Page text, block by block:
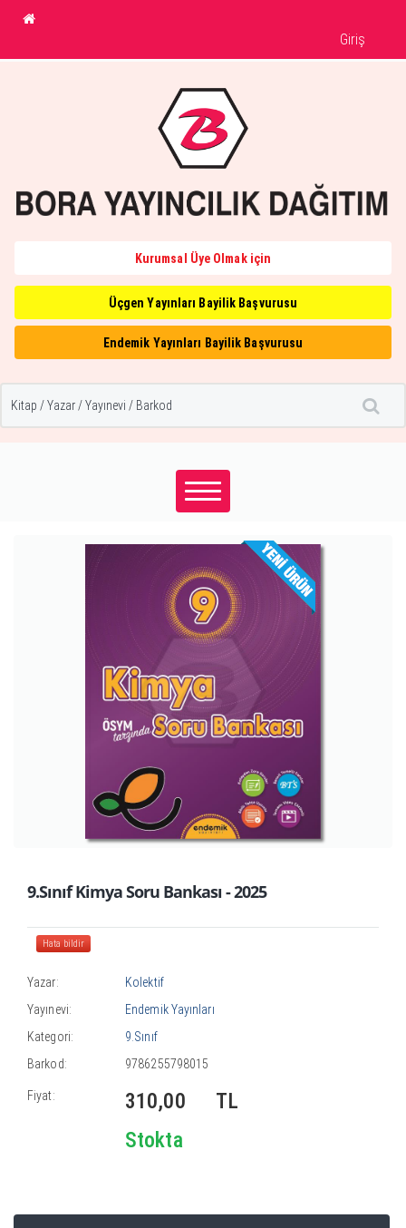
Giriş
Kurumsal Üye Olmak için
Üçgen Yayınları Bayilik Başvurusu
Endemik Yayınları Bayilik Başvurusu
9.Sınıf Kimya Soru Bankası - 2025
Hata bildir
Yazar:
Kolektif
Yayınevi:
Endemik Yayınları
Kategori:
9.Sınıf
Barkod:
9786255798015
Fiyat: 310,00
TL
Stokta